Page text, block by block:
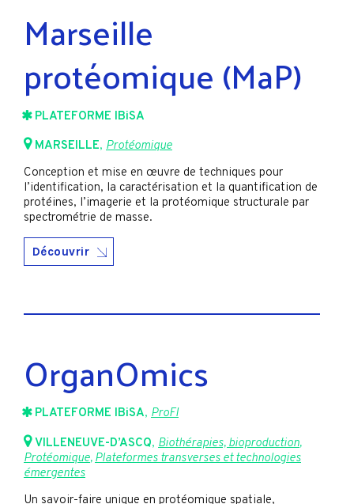
Marseille
protéomique (MaP)
PLATEFORME IBiSA
MARSEILLE, Protéomique
Conception et mise en œuvre de techniques pour
l’identification, la caractérisation et la quantification de
protéines, l’imagerie et la protéomique structurale par
spectrométrie de masse.
Découvrir
OrganOmics
PLATEFORME IBiSA, ProFI
VILLENEUVE-D’ASCQ, Biothérapies, bioproduction,
Protéomique, Plateformes transverses et technologies
émergentes
Un savoir-faire unique en protéomique spatiale,